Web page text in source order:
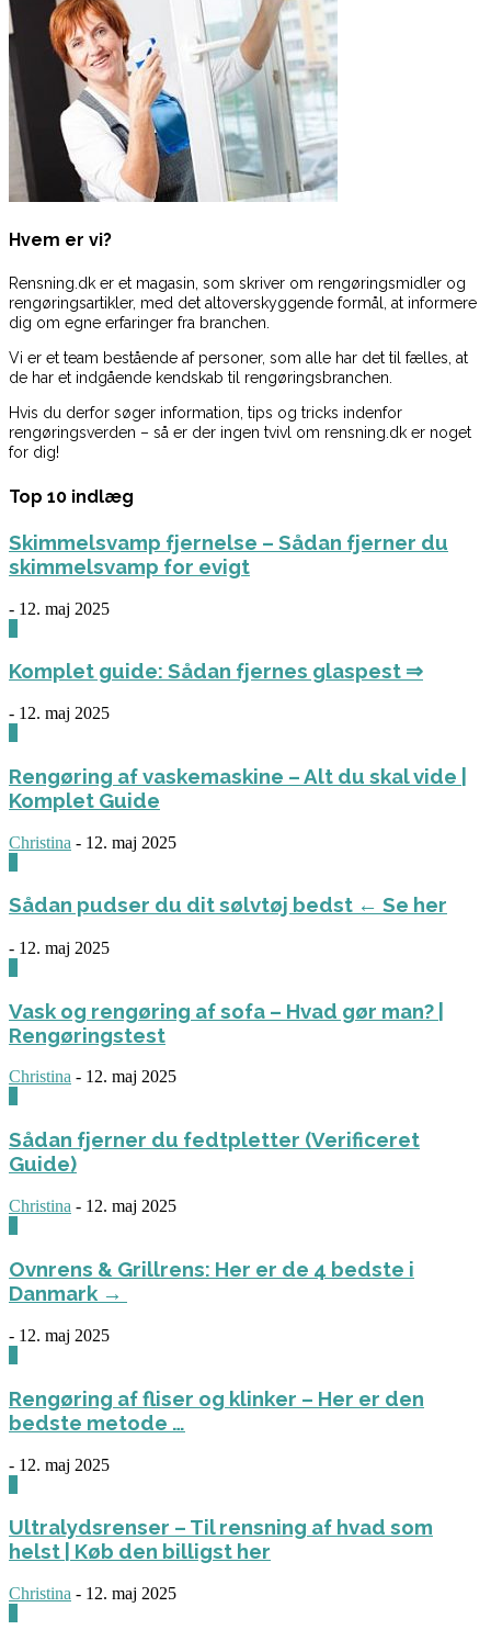
Hvem er vi?
Rensning.dk er et magasin, som skriver om rengøringsmidler og
rengøringsartikler, med det altoverskyggende formål, at informere
dig om egne erfaringer fra branchen.
Vi er et team bestående af personer, som alle har det til fælles, at
de har et indgående kendskab til rengøringsbranchen.
Hvis du derfor søger information, tips og tricks indenfor
rengøringsverden – så er der ingen tvivl om rensning.dk er noget
for dig!
Top 10 indlæg
Skimmelsvamp fjernelse – Sådan fjerner du
skimmelsvamp for evigt
- 12. maj 2025
Komplet guide: Sådan fjernes glaspest ⇒
- 12. maj 2025
Rengøring af vaskemaskine – Alt du skal vide |
Komplet Guide
Christina - 12. maj 2025
Sådan pudser du dit sølvtøj bedst ← Se her
- 12. maj 2025
Vask og rengøring af sofa – Hvad gør man? |
Rengøringstest
Christina - 12. maj 2025
Sådan fjerner du fedtpletter (Verificeret
Guide)
Christina - 12. maj 2025
Ovnrens & Grillrens: Her er de 4 bedste i
Danmark →
- 12. maj 2025
Rengøring af fliser og klinker – Her er den
bedste metode …
- 12. maj 2025
Ultralydsrenser – Til rensning af hvad som
helst | Køb den billigst her
Christina - 12. maj 2025